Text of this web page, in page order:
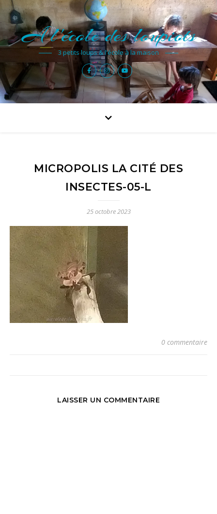
A l'école des loupiots
3 petits loups & l'école à la maison
MICROPOLIS LA CITÉ DES
INSECTES-05-L
25 octobre 2023
0 commentaire
LAISSER UN COMMENTAIRE